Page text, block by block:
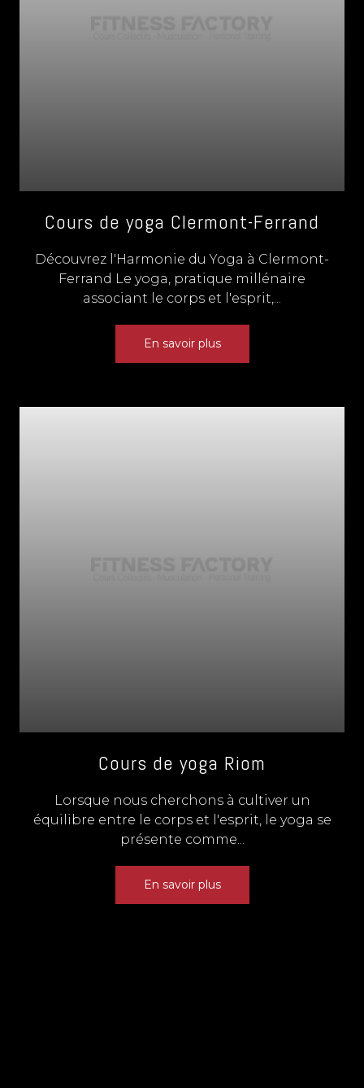
Cours de yoga Clermont-Ferrand
Découvrez l'Harmonie du Yoga à Clermont-
Ferrand Le yoga, pratique millénaire
associant le corps et l'esprit,...
En savoir plus
Cours de yoga Riom
Lorsque nous cherchons à cultiver un
équilibre entre le corps et l'esprit, le yoga se
présente comme...
En savoir plus